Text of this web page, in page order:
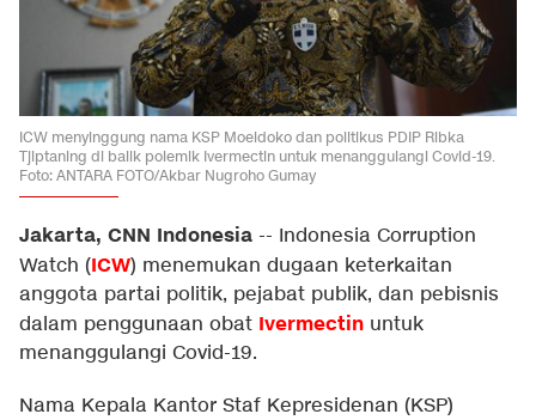
ICW menyinggung nama KSP Moeldoko dan politikus PDIP Ribka
Tjiptaning di balik polemik Ivermectin untuk menanggulangi Covid-19.
Foto: ANTARA FOTO/Akbar Nugroho Gumay
Jakarta, CNN Indonesia -- Indonesia Corruption
Watch (ICW) menemukan dugaan keterkaitan
anggota partai politik, pejabat publik, dan pebisnis
dalam penggunaan obat Ivermectin untuk
menanggulangi Covid-19.
Nama Kepala Kantor Staf Kepresidenan (KSP)